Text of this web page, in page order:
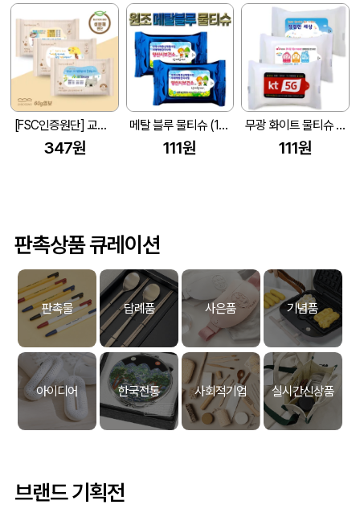
[FSC인증원단] 교회전도 3종 생분해 물티슈 10매(엠보싱)
347원
메탈 블루 물티슈 (10매/15매/20매) (150*90mm)
111원
무광 화이트 물티슈 (10매/15매/20매) (150*90mm)
111원
판촉상품 큐레이션
판촉물 답례품 사은품 기념품
아이디어 한국전통 사회적기업 실시간신상품
브랜드 기획전